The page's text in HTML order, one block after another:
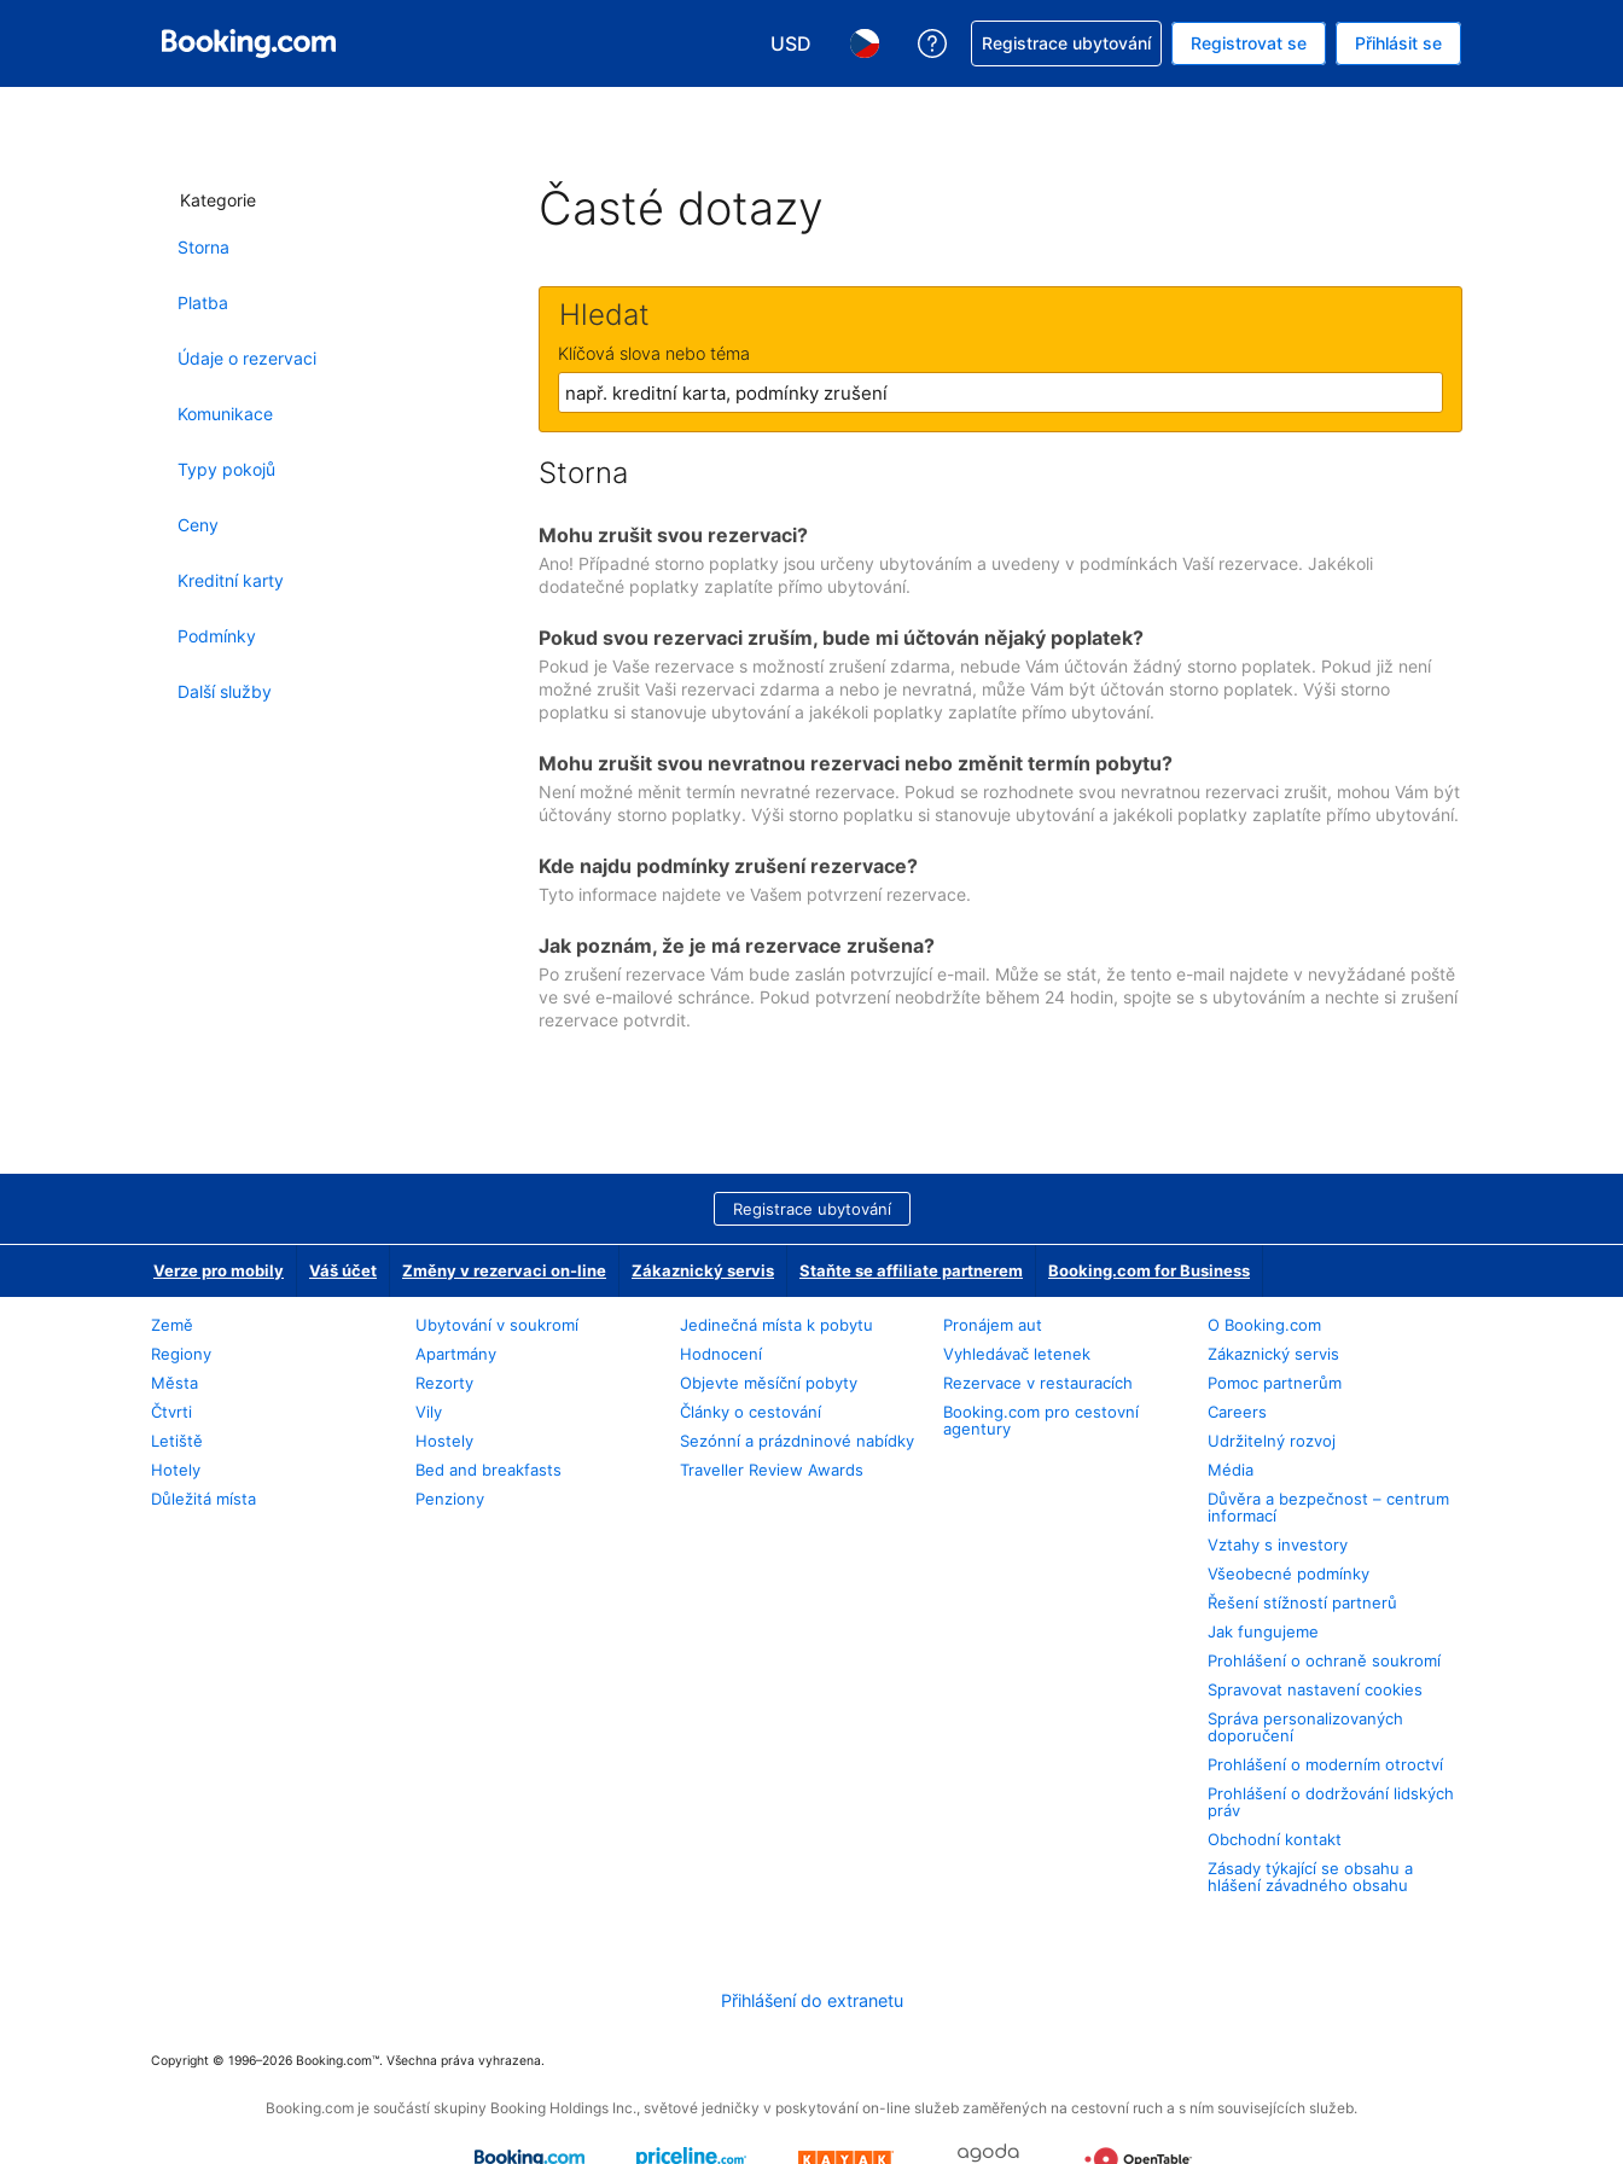
USD
Vyberte si měnu. Aktuálně zvolená měna: Americký dolar
Vyberte si jazyk. Aktuálně zvolený jazyk: V češtině
Asistence s rezervací
Registrace ubytování Registrovat se Přihlásit se
Kategorie
Storna
Platba
Údaje o rezervaci
Komunikace
Typy pokojů
Ceny
Kreditní karty
Podmínky
Další služby
Časté dotazy
Hledat
Klíčová slova nebo téma
Storna
Mohu zrušit svou rezervaci?
Ano! Případné storno poplatky jsou určeny ubytováním a uvedeny v podmínkách Vaší rezervace. Jakékoli
dodatečné poplatky zaplatíte přímo ubytování.
Pokud svou rezervaci zruším, bude mi účtován nějaký poplatek?
Pokud je Vaše rezervace s možností zrušení zdarma, nebude Vám účtován žádný storno poplatek. Pokud již není
možné zrušit Vaši rezervaci zdarma a nebo je nevratná, může Vám být účtován storno poplatek. Výši storno
poplatku si stanovuje ubytování a jakékoli poplatky zaplatíte přímo ubytování.
Mohu zrušit svou nevratnou rezervaci nebo změnit termín pobytu?
Není možné měnit termín nevratné rezervace. Pokud se rozhodnete svou nevratnou rezervaci zrušit, mohou Vám být
účtovány storno poplatky. Výši storno poplatku si stanovuje ubytování a jakékoli poplatky zaplatíte přímo ubytování.
Kde najdu podmínky zrušení rezervace?
Tyto informace najdete ve Vašem potvrzení rezervace.
Jak poznám, že je má rezervace zrušena?
Po zrušení rezervace Vám bude zaslán potvrzující e-mail. Může se stát, že tento e-mail najdete v nevyžádané poště
ve své e-mailové schránce. Pokud potvrzení neobdržíte během 24 hodin, spojte se s ubytováním a nechte si zrušení
rezervace potvrdit.
Registrace ubytování
Verze pro mobily Váš účet Změny v rezervaci on-line Zákaznický servis Staňte se affiliate partnerem Booking.com for Business
Země
Regiony
Města
Čtvrti
Letiště
Hotely
Důležitá místa
Ubytování v soukromí
Apartmány
Rezorty
Vily
Hostely
Bed and breakfasts
Penziony
Jedinečná místa k pobytu
Hodnocení
Objevte měsíční pobyty
Články o cestování
Sezónní a prázdninové nabídky
Traveller Review Awards
Pronájem aut
Vyhledávač letenek
Rezervace v restauracích
Booking.com pro cestovní
agentury
O Booking.com
Zákaznický servis
Pomoc partnerům
Careers
Udržitelný rozvoj
Média
Důvěra a bezpečnost – centrum
informací
Vztahy s investory
Všeobecné podmínky
Řešení stížností partnerů
Jak fungujeme
Prohlášení o ochraně soukromí
Spravovat nastavení cookies
Správa personalizovaných
doporučení
Prohlášení o moderním otroctví
Prohlášení o dodržování lidských
práv
Obchodní kontakt
Zásady týkající se obsahu a
hlášení závadného obsahu
Přihlášení do extranetu
Copyright © 1996–2026 Booking.com™. Všechna práva vyhrazena.
Booking.com je součástí skupiny Booking Holdings Inc., světové jedničky v poskytování on-line služeb zaměřených na cestovní ruch a s ním souvisejících služeb.